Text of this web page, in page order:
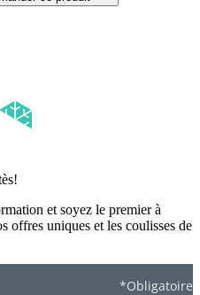
et soyez le premier à
offres uniques et les coulisses de
*Obligatoire